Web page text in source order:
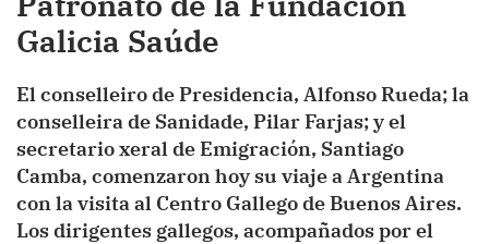
Galicia Saúde
El conselleiro de Presidencia, Alfonso Rueda; la
conselleira de Sanidade, Pilar Farjas; y el
secretario xeral de Emigración, Santiago
Camba, comenzaron hoy su viaje a Argentina
con la visita al Centro Gallego de Buenos Aires.
Los dirigentes gallegos, acompañados por el